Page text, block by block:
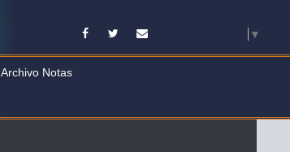
FacebookTwitterContacto ▼
Archivo Notas